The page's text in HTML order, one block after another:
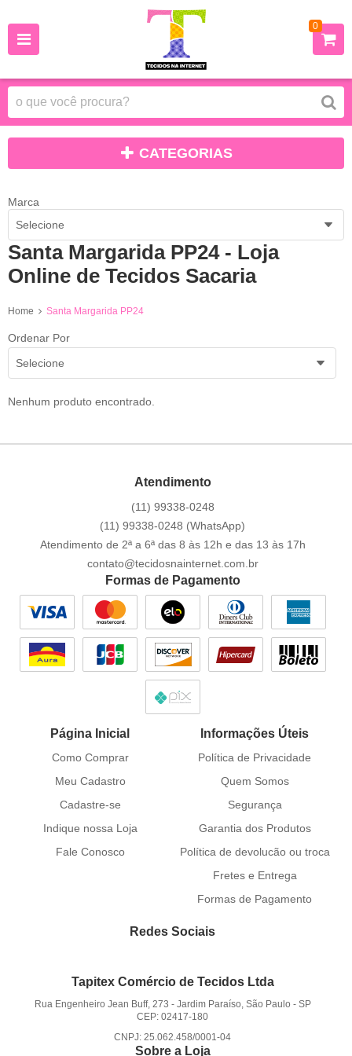
0
CATEGORIAS
Marca
Selecione
Santa Margarida PP24 - Loja
Online de Tecidos Sacaria
Home Santa Margarida PP24
Ordenar Por
Selecione
Nenhum produto encontrado.
Atendimento
(11) 99338-0248
(11) 99338-0248 (WhatsApp)
Atendimento de 2ª a 6ª das 8 às 12h e das 13 às 17h
contato@tecidosnainternet.com.br
Formas de Pagamento
Página Inicial
Como Comprar
Meu Cadastro
Cadastre-se
Indique nossa Loja
Fale Conosco
Informações Úteis
Política de Privacidade
Quem Somos
Segurança
Garantia dos Produtos
Política de devolucão ou troca
Fretes e Entrega
Formas de Pagamento
Redes Sociais
Tapitex Comércio de Tecidos Ltda
Rua Engenheiro Jean Buff, 273 - Jardim Paraíso, São Paulo - SP
CEP: 02417-180
CNPJ: 25.062.458/0001-04
Sobre a Loja